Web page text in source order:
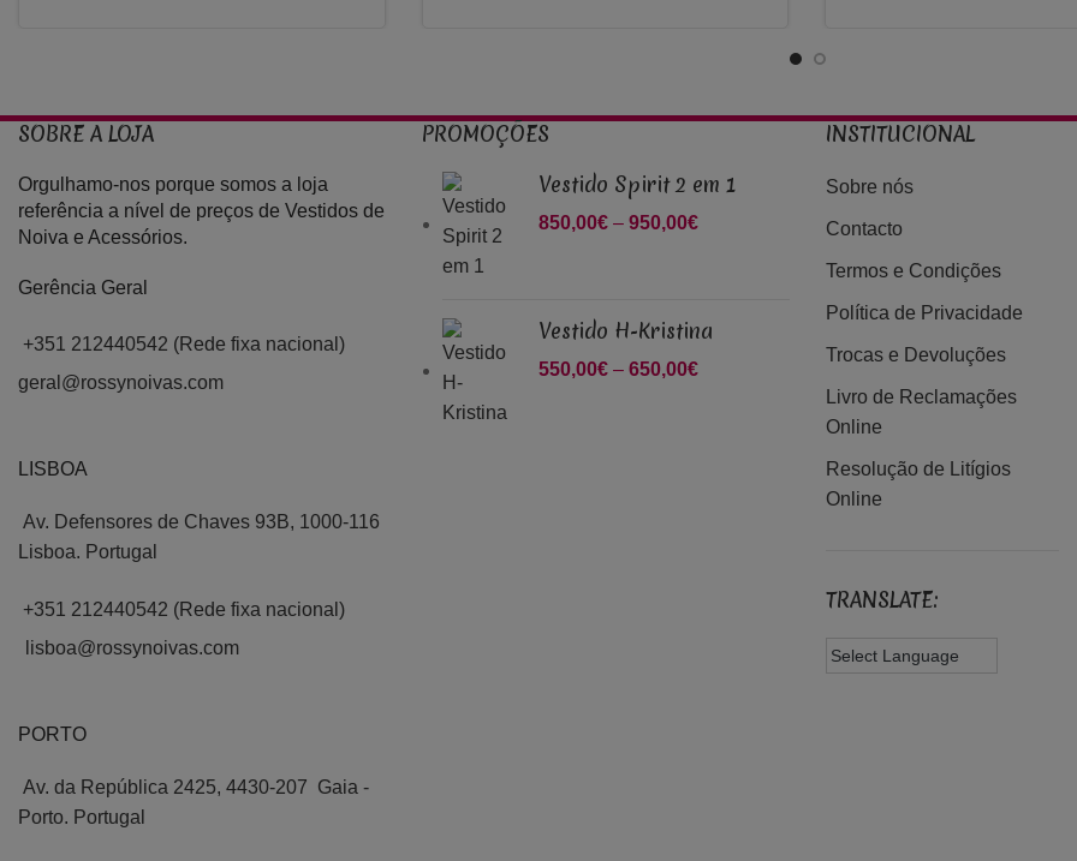
SOBRE A LOJA
Orgulhamo-nos porque somos a loja
referência a nível de preços de Vestidos de
Noiva e Acessórios.
Gerência Geral
+351 212440542 (Rede fixa nacional)
geral@rossynoivas.com
LISBOA
Av. Defensores de Chaves 93B, 1000-116
Lisboa. Portugal
+351 212440542 (Rede fixa nacional)
lisboa@rossynoivas.com
PORTO
Av. da República 2425, 4430-207 Gaia -
Porto. Portugal
PROMOÇÕES
Vestido Spirit 2 em 1
850,00€ – 950,00€
Vestido H-Kristina
550,00€ – 650,00€
INSTITUCIONAL
Sobre nós
Contacto
Termos e Condições
Política de Privacidade
Trocas e Devoluções
Livro de Reclamações
Online
Resolução de Litígios
Online
TRANSLATE: